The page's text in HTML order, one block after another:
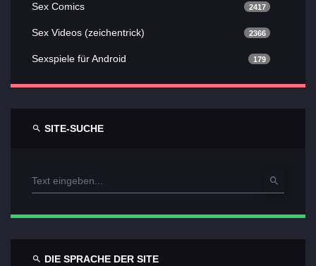
Sex Comics 2417
Sex Videos (zeichentrick) 2366
Sexspiele für Android 179
SITE-SUCHE
DIE SPRACHE DER SITE